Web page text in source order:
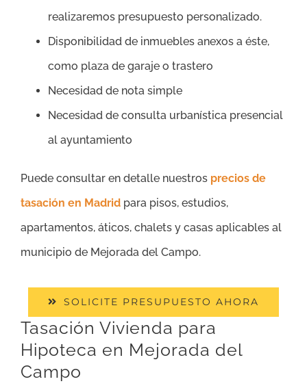
realizaremos presupuesto personalizado.
Disponibilidad de inmuebles anexos a éste,
como plaza de garaje o trastero
Necesidad de nota simple
Necesidad de consulta urbanística presencial
al ayuntamiento
Puede consultar en detalle nuestros precios de
tasación en Madrid para pisos, estudios,
apartamentos, áticos, chalets y casas aplicables al
municipio de Mejorada del Campo.
SOLICITE PRESUPUESTO AHORA
Tasación Vivienda para
Hipoteca en Mejorada del
Campo